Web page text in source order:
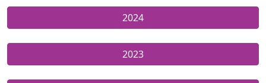
2024
2023